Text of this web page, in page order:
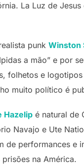
La Luz de
punk Winston
a mão” e por
folhetos e
muito político é
Hazelip é natural de
Navajo e Ute
de performances e
na América.